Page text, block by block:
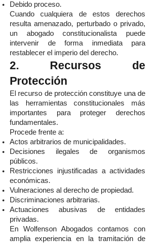
Debido proceso.
Cuando cualquiera de estos derechos
resulta amenazado, perturbado o privado,
un abogado constitucionalista puede
intervenir de forma inmediata para
restablecer el imperio del derecho.
2. Recursos de
Protección
El recurso de protección constituye una de
las herramientas constitucionales más
importantes para proteger derechos
fundamentales.
Procede frente a:
Actos arbitrarios de municipalidades.
Decisiones ilegales de organismos
públicos.
Restricciones injustificadas a actividades
económicas.
Vulneraciones al derecho de propiedad.
Discriminaciones arbitrarias.
Actuaciones abusivas de entidades
privadas.
En Wolfenson Abogados contamos con
amplia experiencia en la tramitación de